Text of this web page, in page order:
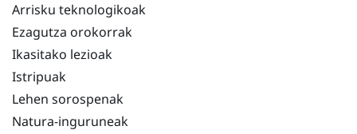
Arrisku teknologikoak
Ezagutza orokorrak
Ikasitako lezioak
Istripuak
Lehen sorospenak
Natura-inguruneak